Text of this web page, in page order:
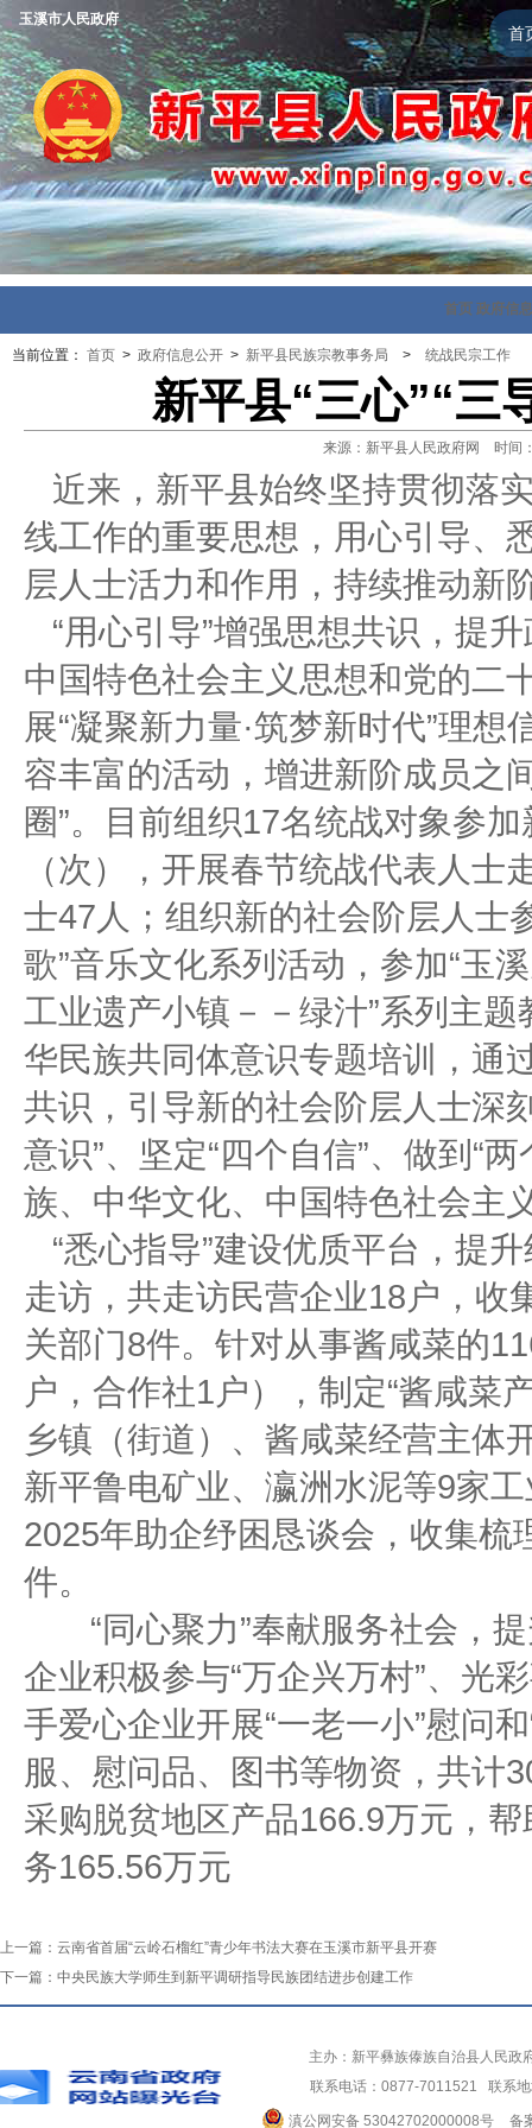
首
玉溪市人民政府
首页 政府信
当前位置： 首页 > 政府信息公开 > 新平县民族宗教事务局 > 统战民宗工作
新平县“三心”“三
来源：新平县人民政府网 时间
近来， 新平县始终坚持贯彻落
线工作的重要思想，用心引导、
层人士活力和作用，持续推动新
“用心引导”增强思想共识，提
中国特色社会主义思想和党的二
展“凝聚新力量·筑梦新时代”理
容丰富的活动，增进新阶成员之
圈”。目前组织17名统战对象参
（次），开展春节统战代表人
士47人；组织新的社会阶层人士
歌”音乐文化系列活动，参加“玉
工业遗产小镇－－绿汁”系列主
华民族共同体意识专题培训，通
共识，引导新的社会阶层人士深
意识”、坚定“四个自信”、做到“
族、中华文化、中国特色社会主
“悉心指导”建设优质平台，提
走访，共走访民营企业18户，收
关部门8件。针对从事酱咸菜的
户，合作社1户），制定“酱咸菜
乡镇（街道）、酱咸菜经营主体
新平鲁电矿业、瀛洲水泥等9家
2025年助企纾困恳谈会，收集
件。
“同心聚力”奉献服务社会，
企业积极参与“万企兴万村”、光
手爱心企业开展“一老一小”慰问
服、慰问品、图书等物资，共计
采购脱贫地区产品166.9万元，
务165.56万元
上一篇： 云南省首届“云岭石榴红”青少年书法大赛在玉溪市新平县开赛
下一篇： 中央民族大学师生到新平调研指导民族团结进步创建工作
主办：新平彝族傣族自治县人民
联系电话：0877-7011521 联系
滇公网安备 53042702000008号 备